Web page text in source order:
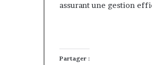
assurant une gestion
Partager :